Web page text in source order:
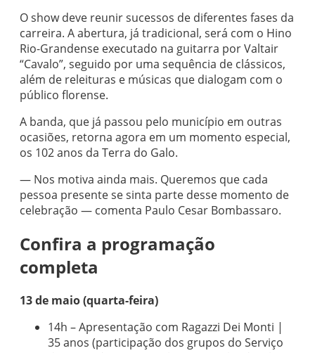
O show deve reunir sucessos de diferentes fases da
carreira. A abertura, já tradicional, será com o Hino
Rio-Grandense executado na guitarra por Valtair
“Cavalo”, seguido por uma sequência de clássicos,
além de releituras e músicas que dialogam com o
público florense.
A banda, que já passou pelo município em outras
ocasiões, retorna agora em um momento especial,
os 102 anos da Terra do Galo.
— Nos motiva ainda mais. Queremos que cada
pessoa presente se sinta parte desse momento de
celebração — comenta Paulo Cesar Bombassaro.
Confira a programação
completa
13 de maio (quarta-feira)
14h – Apresentação com Ragazzi Dei Monti |
35 anos (participação dos grupos do Serviço